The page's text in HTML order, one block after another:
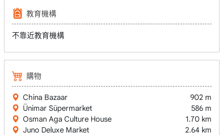
教育機構
不靠近教育機構
購物
China Bazaar
902 m
Ünimar Süpermarket
586 m
Osman Aga Culture House
1.70 km
Juno Deluxe Market
2.64 km